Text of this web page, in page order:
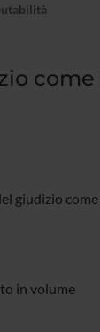
giudizio
in volume